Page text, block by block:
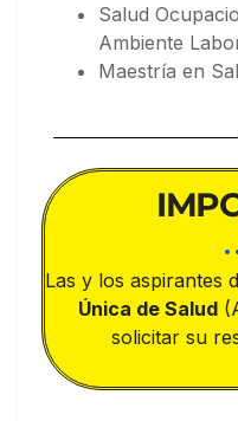
Salud
Ambiente
Maestría en
Las y los aspirantes
Única de Salud
solicitar su